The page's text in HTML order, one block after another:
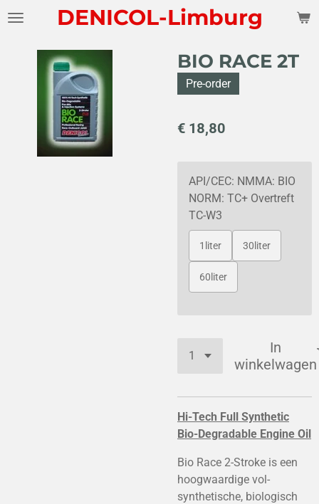
Ga
hoofdinhoud
DENICOL-Limburg
BIO RACE 2T
Pre-order
€ 18,80
API/CEC: NMMA: BIO
NORM: TC+ Overtreft
TC-W3
1liter 30liter
60liter
In
winkelwagen
Hi-Tech Full Synthetic
Bio-Degradable Engine Oil
Bio Race 2-Stroke is een
hoogwaardige vol-
synthetische, biologisch